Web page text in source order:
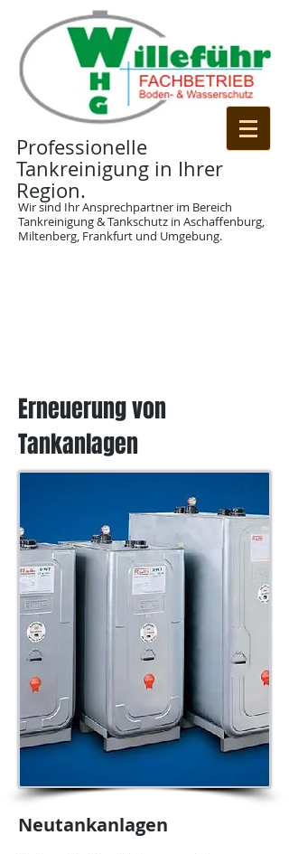
Wir sind Ihr Ansprechpartner im Bereich
Tankreinigung & Tankschutz in Aschaffenburg,
Miltenberg, Frankfurt und Umgebung.
Professionelle
Tankreinigung in Ihrer
Region.
Erneuerung von
Tankanlagen
Neutankanlagen